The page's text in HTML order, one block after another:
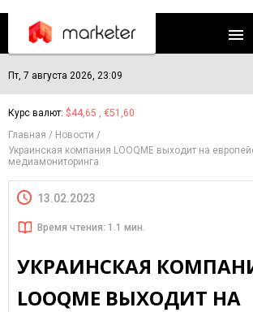
Пт, 7 августа 2026, 23:09
Курс валют: $44,65 , €51,60
Главная
Новости
Украинская компания LOOQME выходит на
медиамониторинга
13.02.2023
Время чтения: 1.1 мин.
УКРАИНСКАЯ
LOOQME ВЫХОДИТ НА